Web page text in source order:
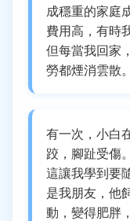
成穩重的家庭
費用高，有時
但每當我回家
勞都煙消雲散。
有一次，小白
跤，腳趾受傷
這讓我學到要
是我朋友，他
動，變得肥胖